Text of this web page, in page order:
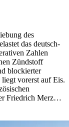
des
das deutsch-
Zahlen
Zündstoff
blockierter
vorerst auf Eis.
Friedrich Merz…